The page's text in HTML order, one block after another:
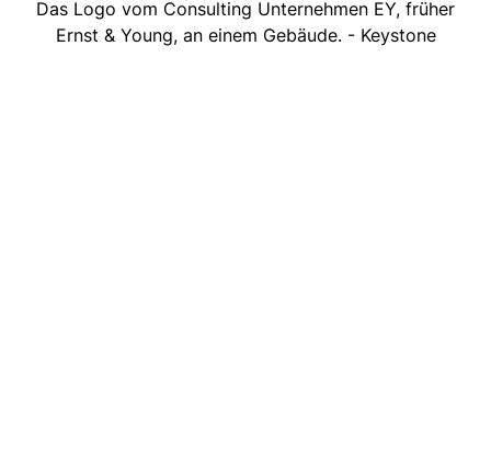
Das Logo vom Consulting Unternehmen EY, früher
Ernst & Young, an einem Gebäude. - Keystone